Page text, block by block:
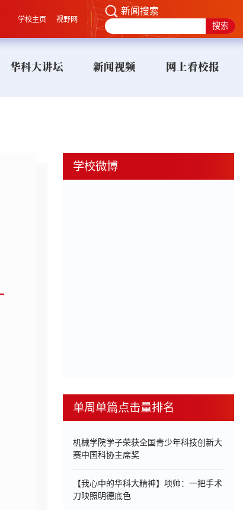
学校主页 视野网
新闻搜索
华科大讲坛 新闻视频 网上看校报
学校微博
单周单篇点击量排名
机械学院学子荣获全国青少年科技创新大
赛中国科协主席奖
【我心中的华科大精神】项帅：一把手术
刀映照明德底色